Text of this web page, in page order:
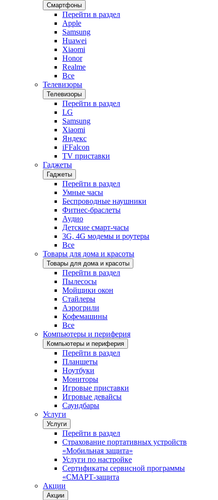
Смартфоны
Перейти в раздел
Apple
Samsung
Huawei
Xiaomi
Honor
Realme
Все
Телевизоры
Телевизоры
Перейти в раздел
LG
Samsung
Xiaomi
Яндекс
iFFalcon
TV приставки
Гаджеты
Гаджеты
Перейти в раздел
Умные часы
Беспроводные наушники
Фитнес-браслеты
Аудио
Детские смарт-часы
3G, 4G модемы и роутеры
Все
Товары для дома и красоты
Товары для дома и красоты
Перейти в раздел
Пылесосы
Мойщики окон
Стайлеры
Аэрогрили
Кофемашины
Все
Компьютеры и периферия
Компьютеры и периферия
Перейти в раздел
Планшеты
Ноутбуки
Мониторы
Игровые приставки
Игровые девайсы
Саундбары
Услуги
Услуги
Перейти в раздел
Страхование портативных устройств
«Мобильная защита»
Услуги по настройке
Сертификаты сервисной программы
«СМАРТ-защита
Акции
Акции